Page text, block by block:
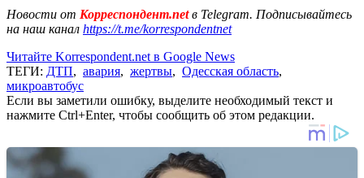
Новости от Корреспондент.netв Telegram. Подписывайтесь
на наш канал https://t.me/korrespondentnet
Читайте Korrespondent.net в Google News
ТЕГИ: ДТП, авария, жертвы, Одесская область,
микроавтобус
Если вы заметили ошибку, выделите необходимый текст и
нажмите Ctrl+Enter, чтобы сообщить об этом редакции.